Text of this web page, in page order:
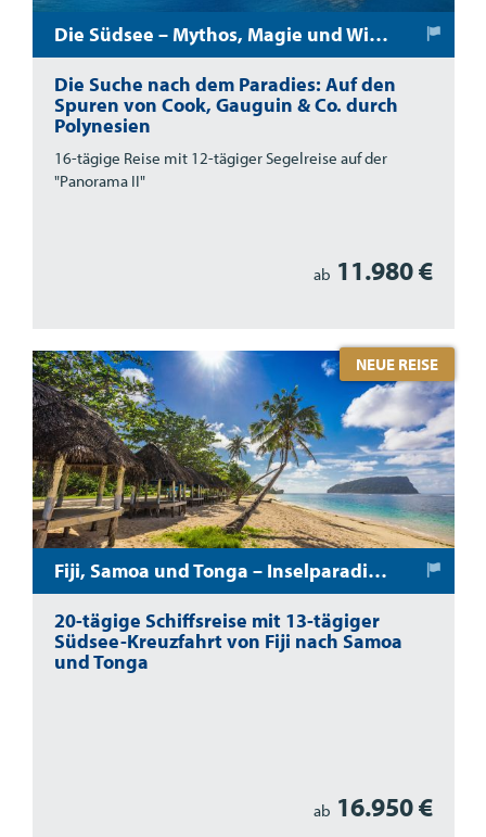
Die Südsee – Mythos, Magie und Wirklichkeit
Die Suche nach dem Paradies: Auf den
Spuren von Cook, Gauguin & Co. durch
Polynesien
16-tägige Reise mit 12-tägiger Segelreise auf der
"Panorama II"
ab 11.980 €
Fiji, Samoa und Tonga – Inselparadiese in der Südsee
NEUE REISE
20-tägige Schiffsreise mit 13-tägiger
Südsee-Kreuzfahrt von Fiji nach Samoa
und Tonga
ab 16.950 €